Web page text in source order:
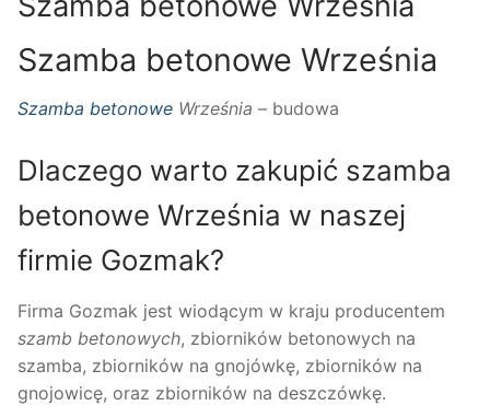
Szamba betonowe Września
Szamba betonowe Września – budowa
Dlaczego warto zakupić szamba
betonowe Września w naszej
firmie Gozmak?
Firma Gozmak jest wiodącym w kraju producentem
szamb betonowych, zbiorników betonowych na
szamba, zbiorników na gnojówkę, zbiorników na
gnojowicę, oraz zbiorników na deszczówkę.